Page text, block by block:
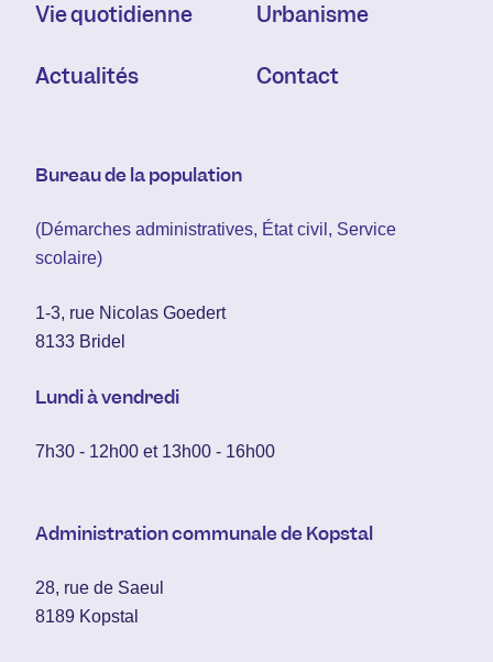
Vie quotidienne
Actualités
Urbanisme
Contact
Bureau de la population
(Démarches administratives, État civil, Service
scolaire)
1-3, rue Nicolas Goedert
8133 Bridel
Lundi à vendredi
7h30 - 12h00 et 13h00 - 16h00
Administration communale de Kopstal
28, rue de Saeul
8189 Kopstal